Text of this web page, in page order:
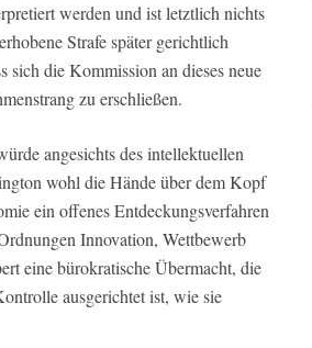
werden und ist letztlich nichts
Strafe später gerichtlich
sich die Kommission an dieses neue
zu erschließen.
angesichts des intellektuellen
wohl die Hände über dem Kopf
ein offenes Entdeckungsverfahren
Innovation, Wettbewerb
eine bürokratische Übermacht, die
ausgerichtet ist, wie sie